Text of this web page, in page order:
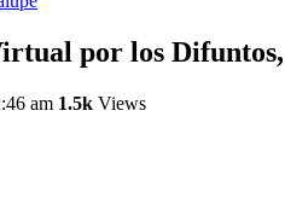
por los
am 1.5k Views